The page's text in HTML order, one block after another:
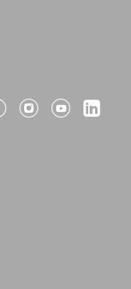
Suivez-nous
Suivez-